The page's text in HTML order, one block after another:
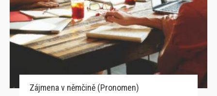
Zájmena v němčině (Pronomen)